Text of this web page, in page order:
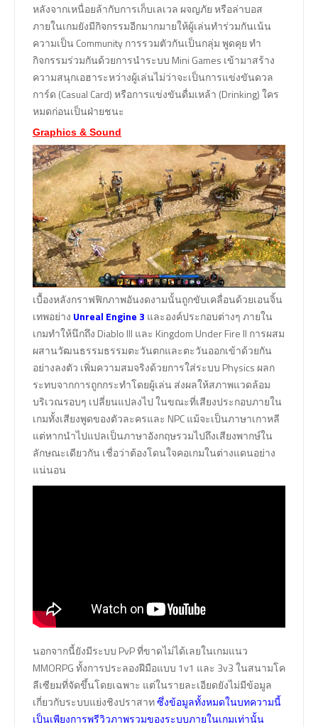
หลังจากเหนื่อยล้ากับการเก็บเลเวล ผจญภัย หรือล่าบอส
ภายในเกมยังมีกิจกรรมอีกมากมายให้ผู้เล่นทำร่วมกันเน้น
ความเป็น Community การรวมตัวกันเป็นกลุ่ม พูดคุย ทำ
กิจกรรมร่วมกันด้วยการนำระบบ Mini Games เข้ามาสร้าง
ความสนุกเอฮาระหว่างผู้เล่นไม่ว่าจะเป็นการแข่งขันดวล
การ์ด (Casual Card) หรือการแข่งขันดื่มเหล้า (Drinking) ใคร
หมดก่อนเป็นฝ่ายชนะ
Graphics & Sound
เบื้องหลังกราฟฟิกภาพอันงดงามนั้นถูกขับเคลื่อนด้วยเอนจิ้น
เทพอย่าง Unreal Engine 3 และองค์ประกอบต่างๆ ภายใน
เกมทำให้นึกถึง Diablo III และ Kingdom Under Fire II การผสม
ผสานวัฒนธรรมธรรมตะวันตกและตะวันออกเข้าด้วยกัน
อย่างลงตัว เพิ่มความสมจริงด้วยการใส่ระบบ Physics ผลก
ระทบจากการถูกกระทำโดยผู้เล่น ส่งผลให้สภาพแวดล้อม
บริเวณรอบๆ เปลี่ยนแปลงไป ในขณะที่เสียงประกอบภายใน
เกมทั้งเสียงพูดของตัวละครและ NPC แม้จะเป็นภาษาเกาหลี
แต่หากนำไปแปลเป็นภาษาอังกฤษรวมไปถึงเสียงพากษ์ใน
ลักษณะเดียวกัน เชื่อว่าต้องโดนใจคอเกมในต่างแดนอย่าง
แน่นอน
นอกจากนี้ยังมีระบบ PvP ที่ขาดไม่ได้เลยในเกมแนว
MMORPG ทั้งการประลองฝีมือแบบ 1v1 และ 3v3 ในสนามโค
ลีเซียมที่จัดขึ้นโดยเฉพาะ แต่ในรายละเอียดยังไม่มีข้อมูล
เกี่ยวกับระบบแย่งชิงปราสาทซึ่งข้อมูลทั้งหมดในบทความนี้
เป็นเพียงการพรีวิวภาพรวมของระบบภายในเกมเท่านั้น